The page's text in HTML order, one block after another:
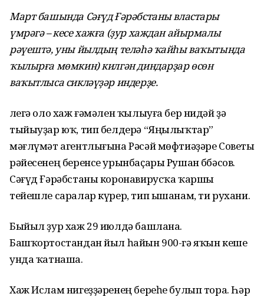
Март башында Сәғүд Ғәрәбстаны властары
үмрәгә – кесе хажға (ҙур хаждан айырмалы
рәүештә, уны йылдың теләһә ҡайһы ваҡытында
ҡылырға мөмкин) килгән диндарҙар өсөн
ваҡытлыса сикләүҙәр индерҙе.
Әлегә оло хаж ғәмәлен ҡылыуға бер нидәй ҙә
тыйыуҙар юҡ, тип белдерә “Яңылыҡтар”
мәғлүмәт агентлығына Рәсәй мөфтиәҙәре Советы
рәйесенең беренсе урынбаҫары Рушан Әббәсов.
Сәғүд Ғәрәбстаны коронавирусҡа ҡаршы
тейешле саралар күрер, тип ышанам, ти рухани.
Быйыл ҙур хаж 29 июлдә башлана.
Башҡортостандан йыл һайын 900-гә яҡын кеше
унда ҡатнаша.
Хаж Ислам нигеҙҙәренең береһе булып тора. Һәр